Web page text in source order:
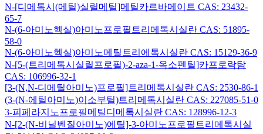
N-[디메톡시(메틸)실릴메틸]메틸카르바메이트 CAS: 23432-
65-7
N-(6-아미노헥실)아미노프로필트리메톡시실란 CAS: 51895-
58-0
N-(6-아미노헥실)아미노메틸트리에톡시실란 CAS: 15129-36-9
N-[5-(트리메톡시실릴프로필)-2-aza-1-옥소펜틸]카프로락탐
CAS: 106996-32-1
[3-(N,N-디메틸아미노)프로필]트리메톡시실란 CAS: 2530-86-1
(3-(N-에틸아미노)이소부틸)트리메톡시실란 CAS: 227085-51-0
3-피페라지노프로필메틸디메톡시실란 CAS: 128996-12-3
N-[2-(N-비닐벤질아미노)에틸]-3-아미노프로필트리메톡시실